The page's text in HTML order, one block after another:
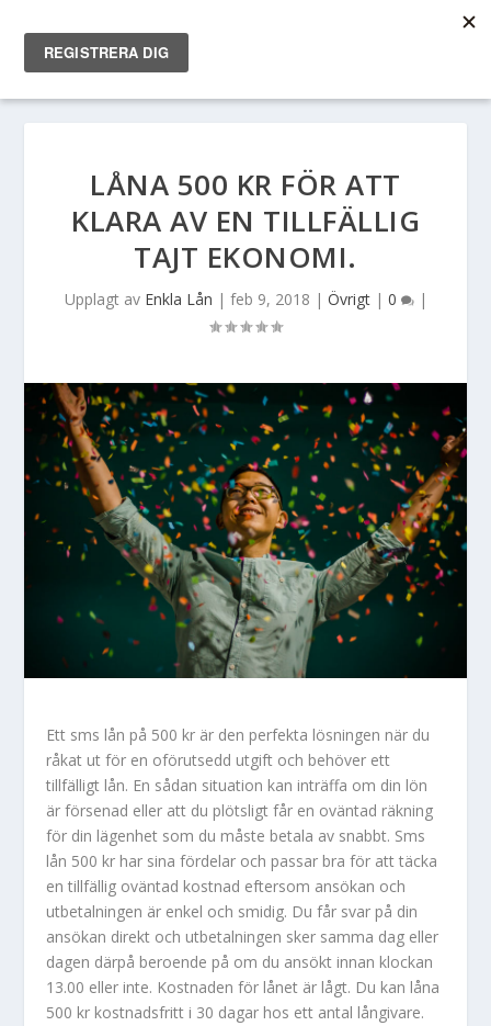
LÅNA 500 KR FÖR ATT
KLARA AV EN TILLFÄLLIG
TAJT EKONOMI.
Upplagt av Enkla Lån | feb 9, 2018 | Övrigt| 0 |
Ett sms lån på 500 kr är den perfekta lösningen när du
råkat ut för en oförutsedd utgift och behöver ett
tillfälligt lån. En sådan situation kan inträffa om din lön
är försenad eller att du plötsligt får en oväntad räkning
för din lägenhet som du måste betala av snabbt. Sms
lån 500 kr har sina fördelar och passar bra för att täcka
en tillfällig oväntad kostnad eftersom ansökan och
utbetalningen är enkel och smidig. Du får svar på din
ansökan direkt och utbetalningen sker samma dag eller
dagen därpå beroende på om du ansökt innan klockan
13.00 eller inte. Kostnaden för lånet är lågt. Du kan låna
500 kr kostnadsfritt i 30 dagar hos ett antal långivare.